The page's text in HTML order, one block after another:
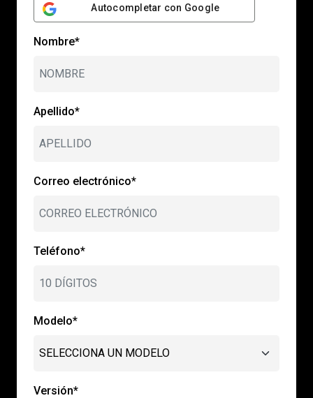
Autocompletar con Google
Nombre*
Apellido*
Correo electrónico*
Teléfono*
Modelo*
Versión*